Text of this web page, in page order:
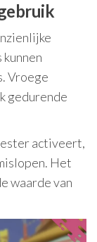
Vroege
gedurende
activeert,
Het
waarde van